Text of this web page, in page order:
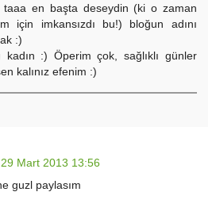
en başta deseydin (ki o zaman
için imkansızdı bu!) bloğun adını
:)
kadın :) Öperim çok, sağlıklı günler
kalınız efenim :)
29 Mart 2013 13:56
guzl paylasım